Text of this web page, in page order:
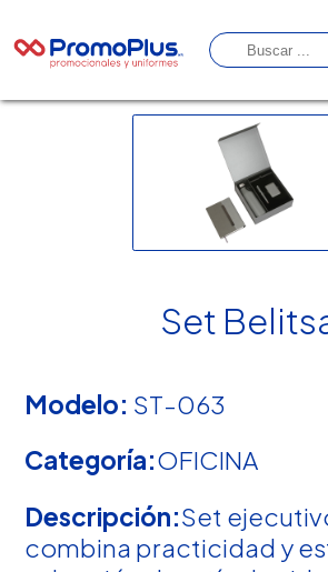
Set
Modelo: ST-063
Categoría:OFICINA
Descripción:Set
combina practicidad y